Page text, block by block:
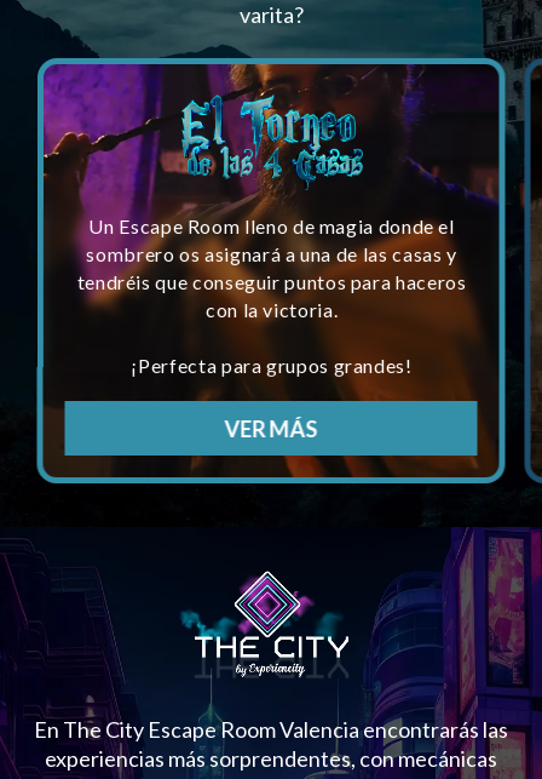
varita?
Un Escape Room lleno de magia donde el
sombrero os asignará a una de las casas y
tendréis que conseguir puntos para haceros
con la victoria.
¡Perfecta para grupos grandes!
VER MÁS
En The City Escape Room Valencia encontrarás las
experiencias más sorprendentes, con mecánicas